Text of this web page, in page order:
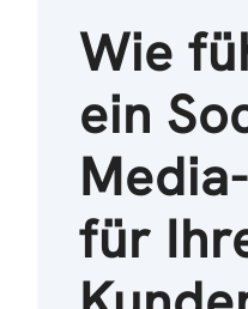
Wie
ein
für